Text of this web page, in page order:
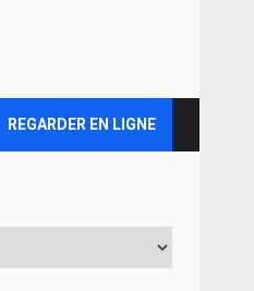
REGARDER EN LIGNE